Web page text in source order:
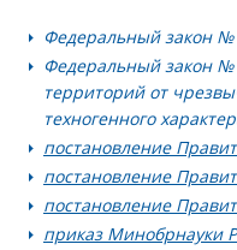
Федеральный закон №
Федеральный закон
территорий от
техногенного
постановление
постановление
постановление
приказ Минобрнауки